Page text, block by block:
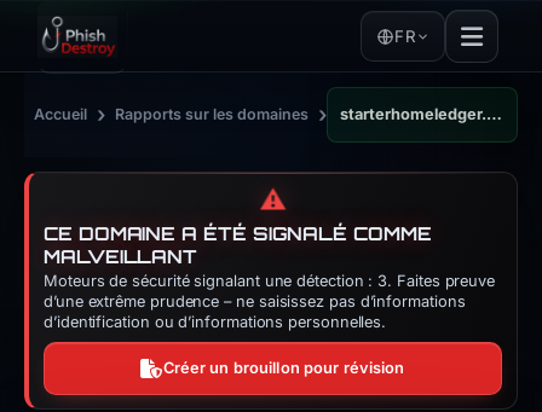
FR
Accueil › Rapports sur les domaines › starterhomeledger.com
⚠️
CE DOMAINE A ÉTÉ SIGNALÉ COMME
MALVEILLANT
Moteurs de sécurité signalant une détection : 3. Faites preuve
d’une extrême prudence – ne saisissez pas d’informations
d’identification ou d’informations personnelles.
Créer un brouillon pour révision